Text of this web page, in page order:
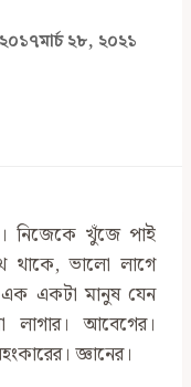
মার্চ ২৮, ২০২১
নিজেকে খুঁজে পাই
থাকে, ভালো লাগে
এক একটা মানুষ যেন
আবেগের।
জ্ঞানের।